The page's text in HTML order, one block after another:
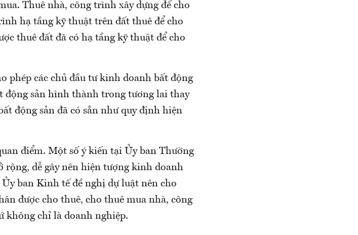
Thuê nhà, công trình xây dựng để cho
hạ tầng kỹ thuật trên đất thuê để cho
thuê đất đã có hạ tầng kỹ thuật để cho
phép các chủ đầu tư kinh doanh bất động
động sản hình thành trong tương lai thay
động sản đã có sẵn như quy định hiện
điểm. Một số ý kiến tại Ủy ban Thường
rộng, dễ gây nên hiện tượng kinh doanh
ban Kinh tế đề nghị dự luật nên cho
được cho thuê, cho thuê mua nhà, công
chỉ là doanh nghiệp.